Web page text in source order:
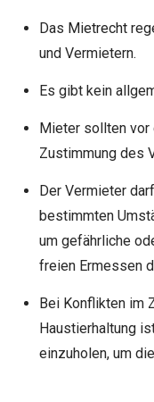
Das Mietrecht
und Vermietern.
Es gibt kein
Mieter sollten
Zustimmung des
Der Vermieter
bestimmten
um gefährliche
freien Ermessen
Bei Konflikten im
Haustierhaltung
einzuholen, um